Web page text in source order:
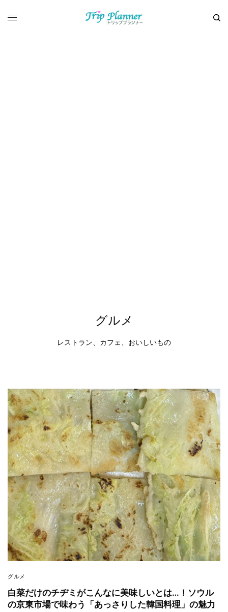
グルメ
レストラン、カフェ、おいしいもの
グルメ
白菜だけのチヂミがこんなに美味しいとは…！ソウル
の京東市場で味わう「あっさりした韓国料理」の魅力